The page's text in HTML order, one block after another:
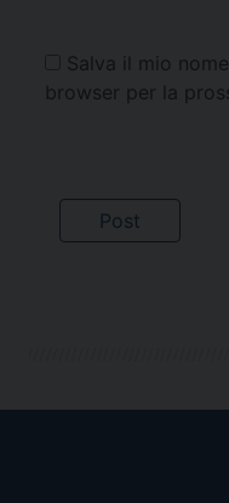
Salva il mio
browser per la